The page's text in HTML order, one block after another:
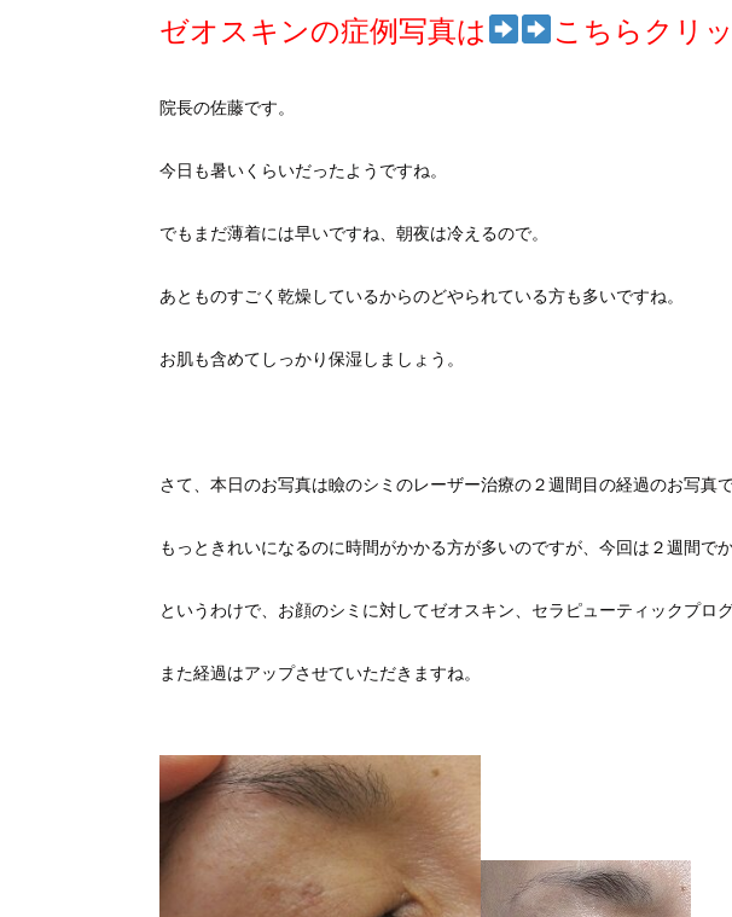
ゼオスキンの症例写真は こちらクリ
院長の佐藤です。
今日も暑いくらいだったようですね。
でもまだ薄着には早いですね、朝夜は冷えるので。
あとものすごく乾燥しているからのどやられている方も多いですね。
お肌も含めてしっかり保湿しましょう。
さて、本日のお写真は瞼のシミのレーザー治療の２週間目の経過のお写真で
もっときれいになるのに時間がかかる方が多いのですが、今回は２週間で
というわけで、お顔のシミに対してゼオスキン、セラピューティックプロ
また経過はアップさせていただきますね。